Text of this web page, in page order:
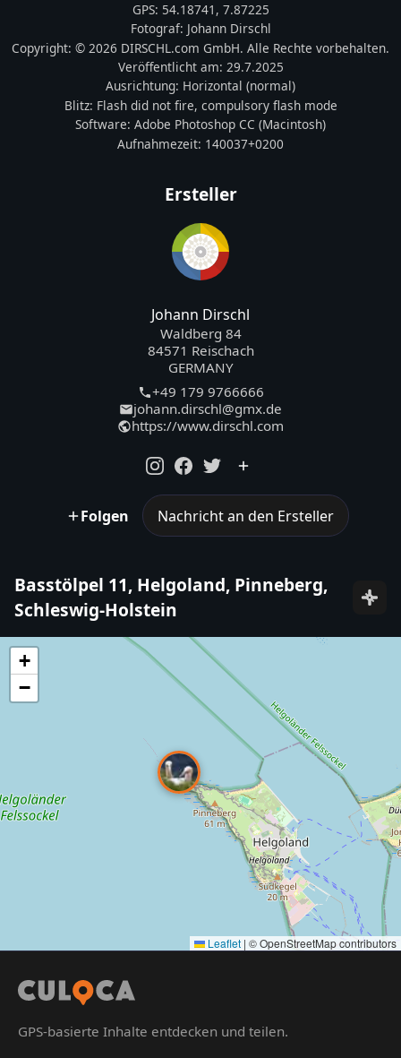
GPS: 54.18741 , 7.87225
Fotograf: Johann Dirschl
Copyright: © 2026 DIRSCHL.com GmbH. Alle Rechte vorbehalten.
Veröffentlicht am: 29.7.2025
Ausrichtung: Horizontal (normal)
Blitz: Flash did not fire, compulsory flash mode
Software: Adobe Photoshop CC (Macintosh)
Aufnahmezeit: 140037+0200
Ersteller
Johann Dirschl
Waldberg 84
84571 Reischach
GERMANY
+49 179 9766666
johann.dirschl@gmx.de
https://www.dirschl.com
Folgen Nachricht an den Ersteller
Basstölpel 11, Helgoland, Pinneberg,
Schleswig-Holstein
+
−
Leaflet | © OpenStreetMap contributors
GPS-basierte Inhalte entdecken und teilen.